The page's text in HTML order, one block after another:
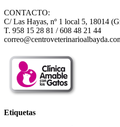
CONTACTO:
C/ Las Hayas, nº 1 local 5, 18014
T. 958 15 28 81 / 608 48 21 44
Etiquetas